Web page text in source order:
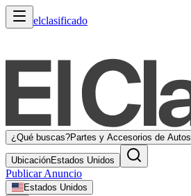
elclasificado
¿Qué buscas?Partes y Accesorios de Autos
UbicaciónEstados Unidos
Publicar Anuncio
Estados Unidos